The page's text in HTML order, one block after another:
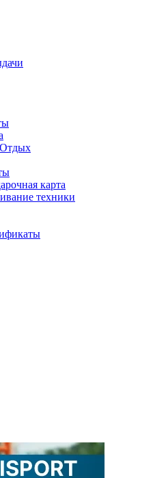
карта
техники